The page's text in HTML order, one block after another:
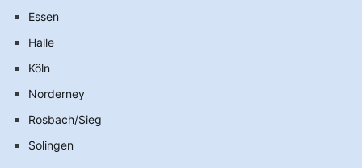
Essen
Halle
Köln
Norderney
Rosbach/Sieg
Solingen